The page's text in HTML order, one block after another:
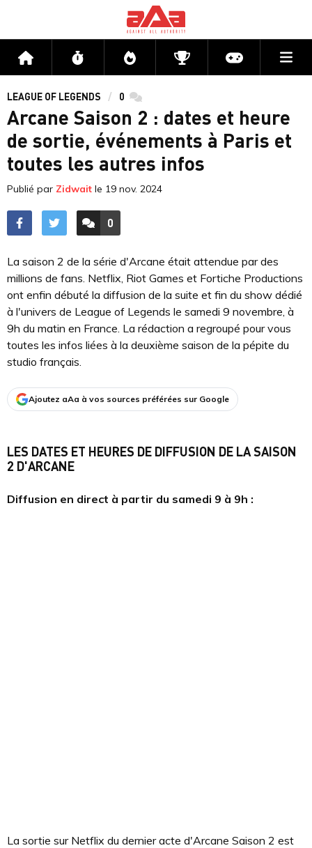
Accueil Flux Directs CompétitionsActu jeux
LEAGUE OF LEGENDS 0 commentaires
Arcane Saison 2 : dates et heure
de sortie, événements à Paris et
toutes les autres infos
Publié par Zidwait le 19 nov. 2024
ACCÉDER AUX
0
COMMENTAIRES
La saison 2 de la série d'Arcane était attendue par des
millions de fans. Netflix, Riot Games et Fortiche Productions
ont enfin débuté la diffusion de la suite et fin du show dédié
à l'univers de League of Legends le samedi 9 novembre, à
9h du matin en France. La rédaction a regroupé pour vous
toutes les infos liées à la deuxième saison de la pépite du
studio français.
Ajoutez aAa à vos sources préférées sur Google
LES DATES ET HEURES DE DIFFUSION DE LA SAISON
2 D'ARCANE
Diffusion en direct à partir du samedi 9 à 9h :
La sortie sur Netflix du dernier acte d'Arcane Saison 2 est